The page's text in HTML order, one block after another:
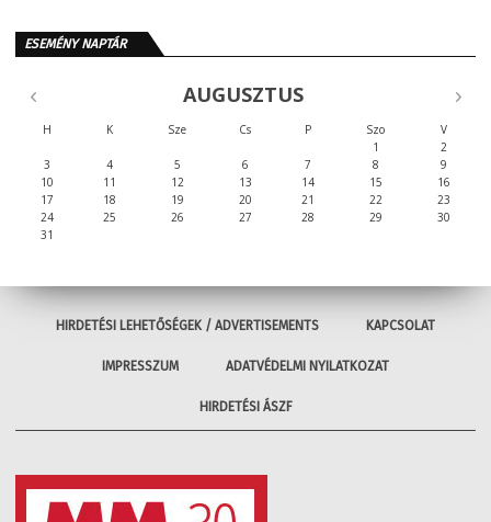
ESEMÉNY NAPTÁR
AUGUSZTUS
H K Sze Cs P Szo
V
1
2
3
4 5 6 7 8
9
10
11 12 13 14 15
16
17
18 19 20 21 22
23
24
25 26 27 28 29
30
31
HIRDETÉSI LEHETŐSÉGEK / ADVERTISEMENTS KAPCSOLAT
IMPRESSZUM ADATVÉDELMI NYILATKOZAT
HIRDETÉSI ÁSZF